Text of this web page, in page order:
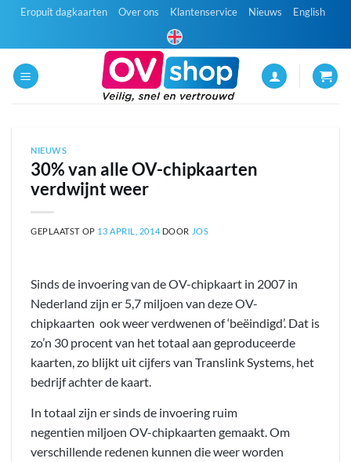
inhoud
Eropuit dagkaarten Over ons Klantenservice Nieuws English
NIEUWS
30% van alle OV-chipkaarten
verdwijnt weer
GEPLAATST OP 13 APRIL, 2014 DOOR JOS
Sinds de invoering van de OV-chipkaart in 2007 in
Nederland zijn er 5,7 miljoen van deze OV-
chipkaarten ook weer verdwenen of ‘beëindigd’. Dat is
zo’n 30 procent van het totaal aan geproduceerde
kaarten, zo blijkt uit cijfers van Translink Systems, het
bedrijf achter de kaart.
In totaal zijn er sinds de invoering ruim
negentien miljoen OV-chipkaarten gemaakt. Om
verschillende redenen kunnen die weer worden